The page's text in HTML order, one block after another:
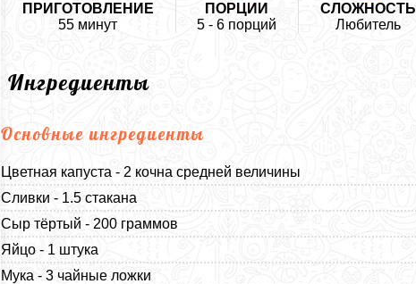
ПРИГОТОВЛЕНИЕ
55 минут
ПОРЦИИ
5 - 6 порций
СЛОЖНОСТЬ
Любитель
Ингредиенты
Основные ингредиенты
Цветная капуста - 2 кочна средней величины
Сливки - 1.5 стакана
Сыр тёртый - 200 граммов
Яйцо - 1 штука
Мука - 3 чайные ложки